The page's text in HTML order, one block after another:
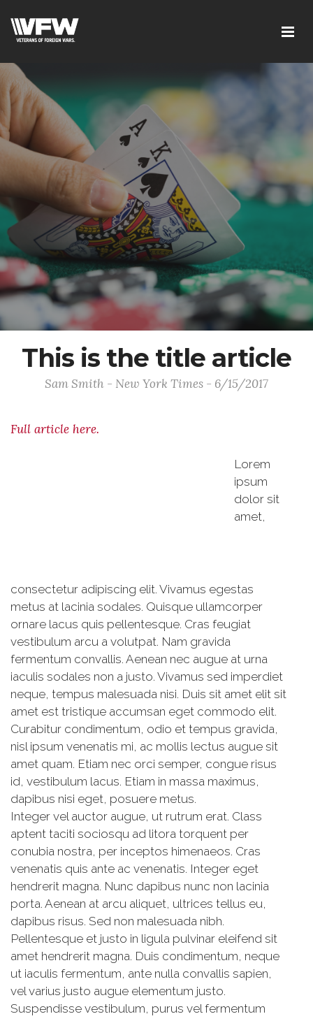
This is the title article
Sam Smith - New York Times - 6/15/2017
Full article here.
Lorem
ipsum
dolor sit
amet,
consectetur adipiscing elit. Vivamus egestas
metus at lacinia sodales. Quisque ullamcorper
ornare lacus quis pellentesque. Cras feugiat
vestibulum arcu a volutpat. Nam gravida
fermentum convallis. Aenean nec augue at urna
iaculis sodales non a justo. Vivamus sed imperdiet
neque, tempus malesuada nisi. Duis sit amet elit sit
amet est tristique accumsan eget commodo elit.
Curabitur condimentum, odio et tempus gravida,
nisl ipsum venenatis mi, ac mollis lectus augue sit
amet quam. Etiam nec orci semper, congue risus
id, vestibulum lacus. Etiam in massa maximus,
dapibus nisi eget, posuere metus.
Integer vel auctor augue, ut rutrum erat. Class
aptent taciti sociosqu ad litora torquent per
conubia nostra, per inceptos himenaeos. Cras
venenatis quis ante ac venenatis. Integer eget
hendrerit magna. Nunc dapibus nunc non lacinia
porta. Aenean at arcu aliquet, ultrices tellus eu,
dapibus risus. Sed non malesuada nibh.
Pellentesque et justo in ligula pulvinar eleifend sit
amet hendrerit magna. Duis condimentum, neque
ut iaculis fermentum, ante nulla convallis sapien,
vel varius justo augue elementum justo.
Suspendisse vestibulum, purus vel fermentum